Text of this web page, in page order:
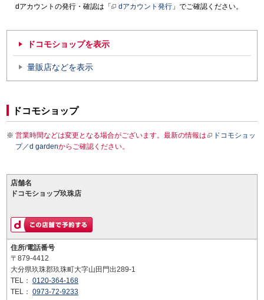
dアカウントの発行・確認は「
dアカウント発行 」でご確認ください。
ドコモショップを表示
量販店などを表示
ドコモショップ
営業時間などは変更となる場合がございます。最新の情報は
ドコモショッ
プ／d gardenからご確認ください。
店舗名
ドコモショップ玖珠店
住所/電話番号
〒879-4412
大分県玖珠郡玖珠町大字山田門出289-1
TEL： 0120-364-168
TEL： 0973-72-9233